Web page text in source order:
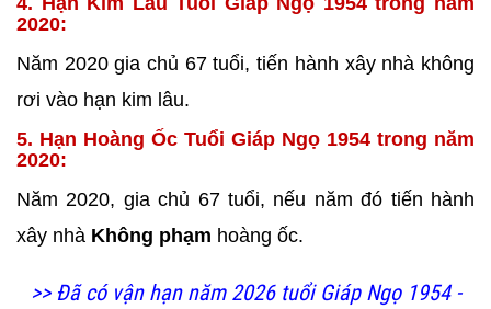
2020:
Năm 2020 gia chủ 67 tuổi, tiến hành xây nhà không
rơi vào hạn kim lâu.
5. Hạn Hoàng Ốc Tuổi Giáp Ngọ 1954 trong năm
2020:
Năm 2020, gia chủ 67 tuổi, nếu năm đó tiến hành
xây nhà Không phạm hoàng ốc.
>> Đã có vận hạn năm 2026 tuổi Giáp Ngọ 1954 -